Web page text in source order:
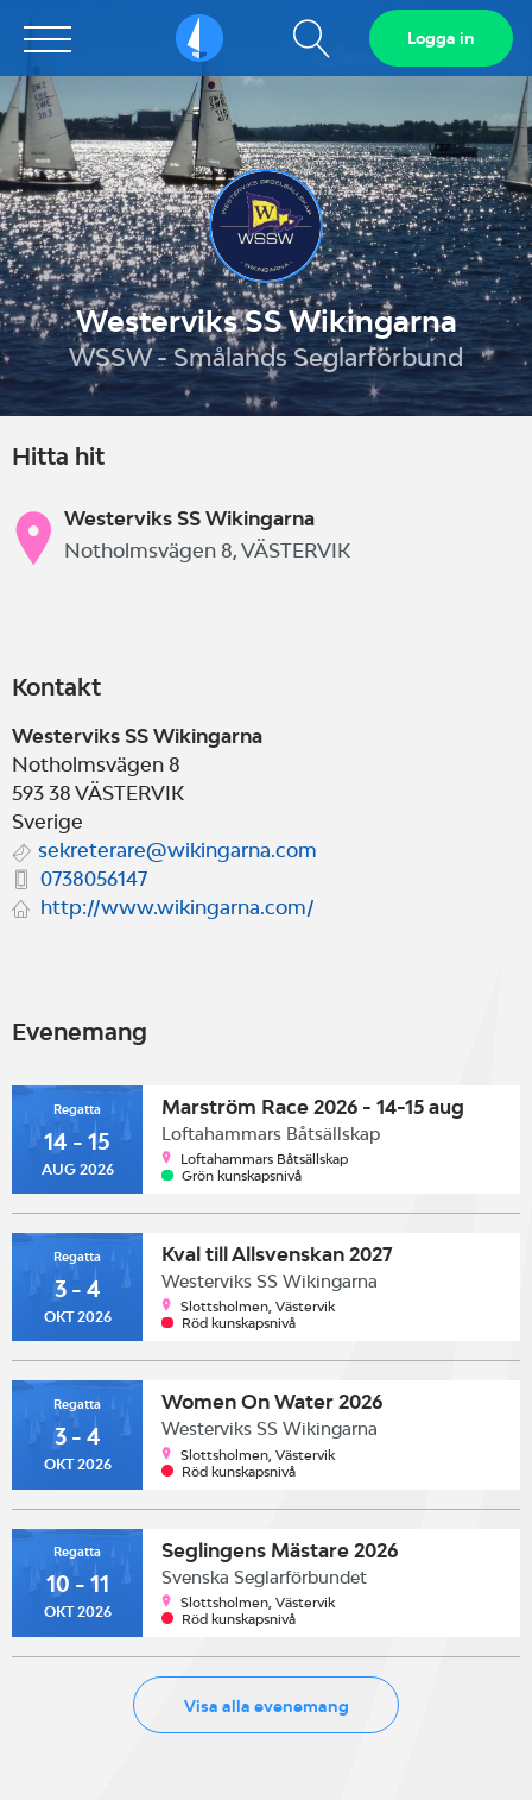
Sailarena Visa
sökfält
Logga in
Westerviks SS Wikingarna
WSSW - Smålands Seglarförbund
Hitta hit
Westerviks SS Wikingarna
Notholmsvägen 8, VÄSTERVIK
Kontakt
Westerviks SS Wikingarna
Notholmsvägen 8
593 38 VÄSTERVIK
Sverige
sekreterare@wikingarna.com
0738056147
http://www.wikingarna.com/
Evenemang
Regatta
14 - 15
AUG 2026
Marström Race 2026 - 14-15 aug
Loftahammars Båtsällskap
Loftahammars Båtsällskap
Grön kunskapsnivå
Regatta
3 - 4
OKT 2026
Kval till Allsvenskan 2027
Westerviks SS Wikingarna
Slottsholmen, Västervik
Röd kunskapsnivå
Regatta
3 - 4
OKT 2026
Women On Water 2026
Westerviks SS Wikingarna
Slottsholmen, Västervik
Röd kunskapsnivå
Regatta
10 - 11
OKT 2026
Seglingens Mästare 2026
Svenska Seglarförbundet
Slottsholmen, Västervik
Röd kunskapsnivå
Visa alla evenemang